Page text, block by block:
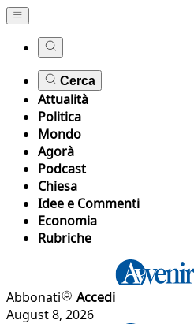
Cerca
Attualità
Politica
Mondo
Agorà
Podcast
Chiesa
Idee e Commenti
Economia
Rubriche
Abbonati
Accedi
August 8, 2026